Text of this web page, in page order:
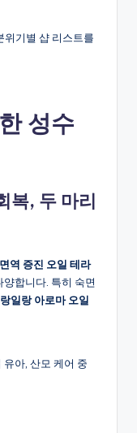
위기별 샵 리스트를
성수
복, 두 마리
면역 증진 오일 테라
합니다. 특히 숙면
일랑 아로마 오일
유아, 산모 케어 중